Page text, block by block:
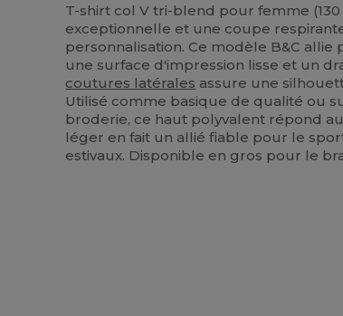
T-shirt col V tri-blend pour femme
exceptionnelle et une coupe
personnalisation. Ce modèle B&C allie
une surface d'impression lisse et un
coutures latérales assure une
Utilisé comme basique de qualité ou
broderie, ce haut polyvalent répond
léger en fait un allié fiable pour le
estivaux. Disponible en gros pour le